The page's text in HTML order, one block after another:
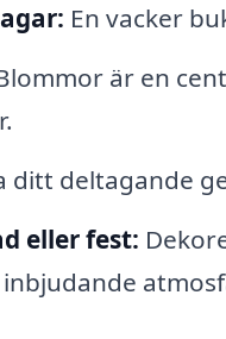
En vacker
är en
ditt deltagande
eller fest: